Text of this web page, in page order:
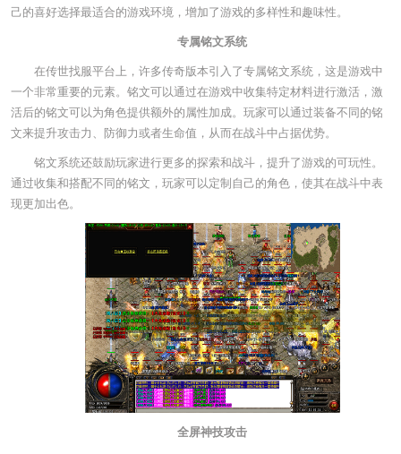
己的喜好选择最适合的游戏环境，增加了游戏的多样性和趣味性。
专属铭文系统
在传世找服平台上，许多传奇版本引入了专属铭文系统，这是游戏中
一个非常重要的元素。铭文可以通过在游戏中收集特定材料进行激活，激
活后的铭文可以为角色提供额外的属性加成。玩家可以通过装备不同的铭
文来提升攻击力、防御力或者生命值，从而在战斗中占据优势。
铭文系统还鼓励玩家进行更多的探索和战斗，提升了游戏的可玩性。
通过收集和搭配不同的铭文，玩家可以定制自己的角色，使其在战斗中表
现更加出色。
全屏神技攻击